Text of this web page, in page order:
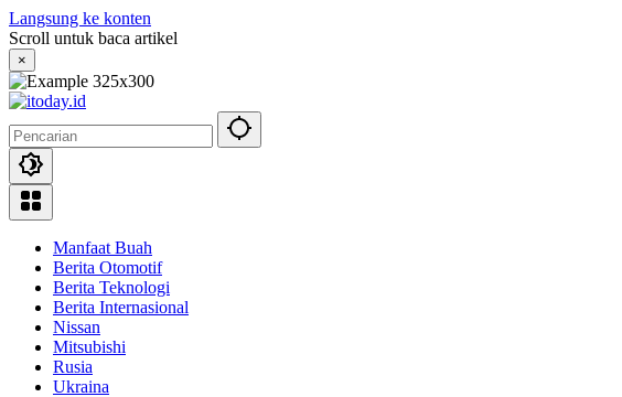
Langsung ke konten
Scroll untuk baca artikel
×
Manfaat Buah
Berita Otomotif
Berita Teknologi
Berita Internasional
Nissan
Mitsubishi
Rusia
Ukraina